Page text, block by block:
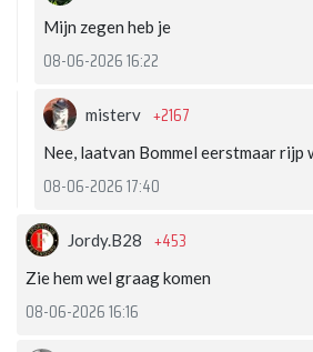
Mijn zegen heb je
08-06-2026 16:22
misterv +2167
Nee, laatvan Bommel eerstmaar rijp
08-06-2026 17:40
Jordy.B28 +453
Zie hem wel graag komen
08-06-2026 16:16